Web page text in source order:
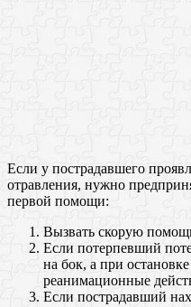
Если у пострадавшего
отравления, нужно
первой помощи:
Вызвать скорую
Если потерпевший
на бок, а при
реанимационные
Если пострадавший